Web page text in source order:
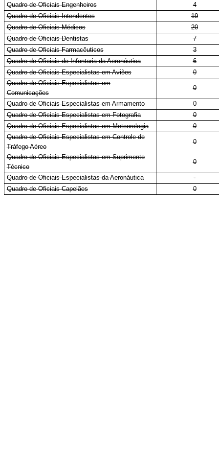
Quadro de Oficiais Engenheiros
4
Quadro de Oficiais Intendentes
19
Quadro de Oficiais Médicos
20
Quadro de Oficiais Dentistas
7
Quadro de Oficiais Farmacêuticos
3
Quadro de Oficiais de Infantaria da Aeronáutica
6
Quadro de Oficiais Especialistas em Aviões
0
Quadro de Oficiais Especialistas em
Comunicações
0
Quadro de Oficiais Especialistas em Armamento
0
Quadro de Oficiais Especialistas em Fotografia
0
Quadro de Oficiais Especialistas em Meteorologia
0
Quadro de Oficiais Especialistas em Controle de
Tráfego Aéreo
0
Quadro de Oficiais Especialistas em Suprimento
Técnico
0
Quadro de Oficiais Especialistas da Aeronáutica
-
Quadro de Oficiais Capelães
0